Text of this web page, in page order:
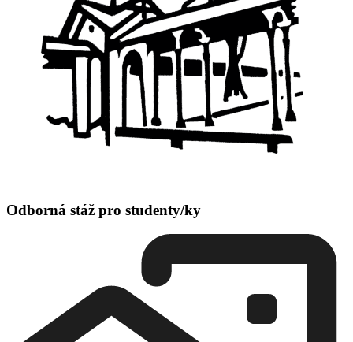
Odborná stáž pro studenty/ky